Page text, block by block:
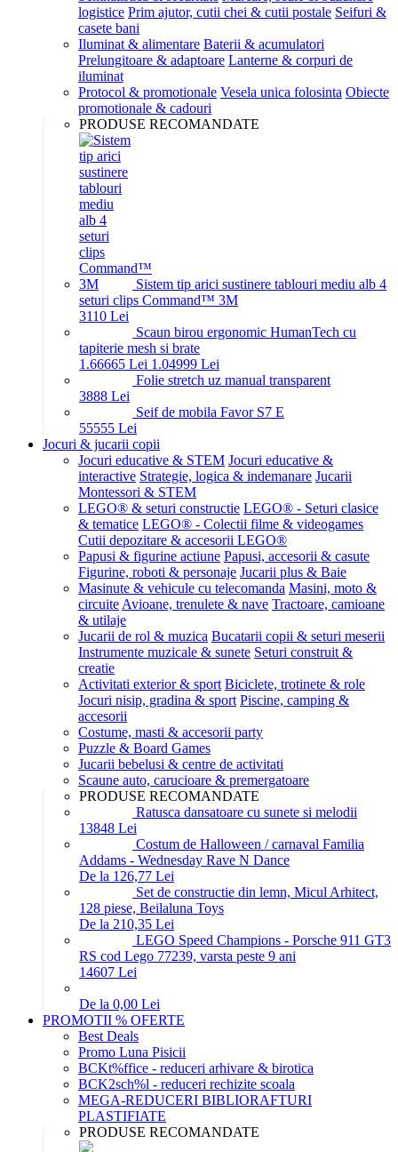
logistice Prim ajutor, cutii chei & cutii postale Seifuri &
casete bani
Iluminat & alimentare Baterii & acumulatori
Prelungitoare & adaptoare Lanterne & corpuri de
iluminat
Protocol & promotionale Vesela unica folosinta Obiecte
promotionale & cadouri
PRODUSE RECOMANDATE
Sistem tip arici sustinere tablouri mediu alb 4
seturi clips Command™ 3M
3110 Lei
Scaun birou ergonomic HumanTech cu
tapiterie mesh si brate
1.66665 Lei 1.04999 Lei
Folie stretch uz manual transparent
3888 Lei
Seif de mobila Favor S7 E
55555 Lei
Jocuri & jucarii copii
Jocuri educative & STEM Jocuri educative &
interactive Strategie, logica & indemanare Jucarii
Montessori & STEM
LEGO® & seturi constructie LEGO® - Seturi clasice
& tematice LEGO® - Colectii filme & videogames
Cutii depozitare & accesorii LEGO®
Papusi & figurine actiune Papusi, accesorii & casute
Figurine, roboti & personaje Jucarii plus & Baie
Masinute & vehicule cu telecomanda Masini, moto &
circuite Avioane, trenulete & nave Tractoare, camioane
& utilaje
Jucarii de rol & muzica Bucatarii copii & seturi meserii
Instrumente muzicale & sunete Seturi construit &
creatie
Activitati exterior & sport Biciclete, trotinete & role
Jocuri nisip, gradina & sport Piscine, camping &
accesorii
Costume, masti & accesorii party
Puzzle & Board Games
Jucarii bebelusi & centre de activitati
Scaune auto, carucioare & premergatoare
PRODUSE RECOMANDATE
Ratusca dansatoare cu sunete si melodii
13848 Lei
Costum de Halloween / carnaval Familia
Addams - Wednesday Rave N Dance
De la 126,77 Lei
Set de constructie din lemn, Micul Arhitect,
128 piese, Beilaluna Toys
De la 210,35 Lei
LEGO Speed Champions - Porsche 911 GT3
RS cod Lego 77239, varsta peste 9 ani
14607 Lei
De la 0,00 Lei
PROMOTII % OFERTE
Best Deals
Promo Luna Pisicii
BCKt%ffice - reduceri arhivare & birotica
BCK2sch%l - reduceri rechizite scoala
MEGA-REDUCERI BIBLIORAFTURI
PLASTIFIATE
PRODUSE RECOMANDATE